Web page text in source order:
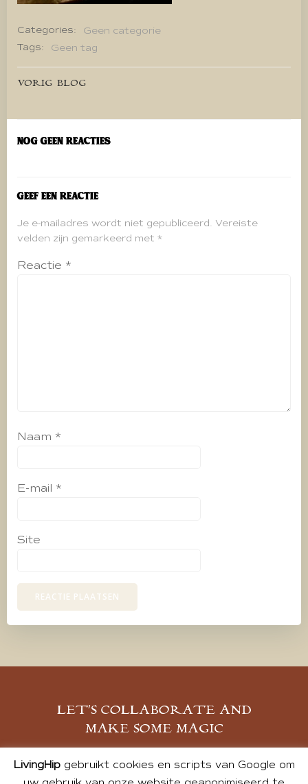
Categories:
Geen categorie
Tags:
Geen tag
Bericht
navigatie
VORIG BLOG
Nog geen reacties
Geef een reactie
Je e-mailadres wordt niet gepubliceerd. Vereiste
velden zijn gemarkeerd met *
Reactie *
Naam *
E-mail *
Site
LET’S COLLABORATE AND
MAKE SOME MAGIC
MELD JE AAN
LivingHipgebruikt cookies en scripts van Google om